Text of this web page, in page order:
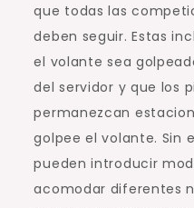
que todas las
deben seguir. Estas
el volante sea
del servidor y que los
permanezcan
golpee el volante. Sin
pueden introducir
acomodar diferentes